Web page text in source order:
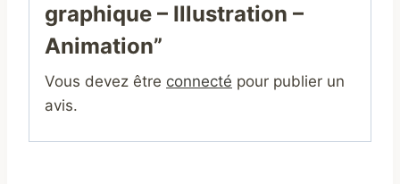
graphique – Illustration –
Animation”
Vous devez être connecté pour publier un
avis.